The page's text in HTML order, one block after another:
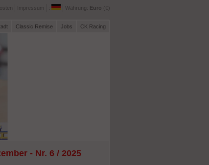
Impressum : Währung: Euro (€)
Classic Remise Jobs CK Racing
- Nr. 6 / 2025